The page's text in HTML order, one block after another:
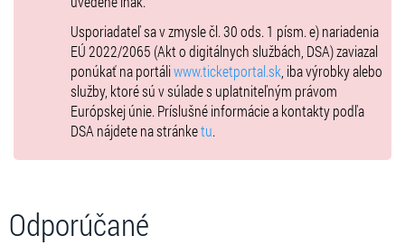
Usporiadateľ sa v zmysle čl. 30 ods. 1 písm. e) nariadenia
EÚ 2022/2065 (Akt o digitálnych službách, DSA) zaviazal
ponúkať na portáliwww.ticketportal.sk , iba výrobky alebo
služby, ktoré sú v súlade s uplatniteľným právom
Európskej únie. Príslušné informácie a kontakty podľa
DSA nájdete na stránketu.
Odporúčané